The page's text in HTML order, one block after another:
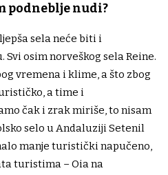
podneblje nudi?
sela neće biti i
Svi osim norveškog sela Reine.
vremena i klime, a što zbog
a time i
čak i zrak miriše, to nisam
selo u Andaluziji Setenil
manje turistički napučeno,
turistima – Oia na